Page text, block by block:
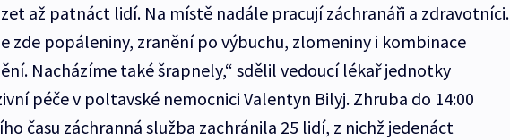
až patnáct lidí. Na místě nadále pracují záchranáři a zdravotníci.
zde popáleniny, zranění po výbuchu, zlomeniny i kombinace
Nacházíme také šrapnely,“ sdělil vedoucí lékař jednotky
péče v poltavské nemocnici Valentyn Bilyj. Zhruba do 14:00
času záchranná služba zachránila 25 lidí, z nichž jedenáct